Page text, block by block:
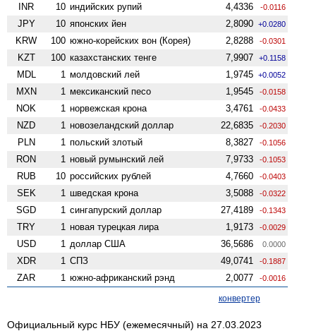
INR 10 индийских рупий 4,4336 -0.0116
JPY 10 японских йен 2,8090 +0.0280
KRW 100 южно-корейских вон (Корея) 2,8288 -0.0301
KZT 100 казахстанских тенге 7,9907 +0.1158
MDL 1 молдовский лей 1,9745 +0.0052
MXN 1 мексиканский песо 1,9545 -0.0158
NOK 1 норвежская крона 3,4761 -0.0433
NZD 1 ново­зеландский доллар 22,6835 -0.2030
PLN 1 польский злотый 8,3827 -0.1056
RON 1 новый румынский лей 7,9733 -0.1053
RUB 10 российских рублей 4,7660 -0.0403
SEK 1 шведская крона 3,5088 -0.0322
SGD 1 сингапурский доллар 27,4189 -0.1343
TRY 1 новая турецкая лира 1,9173 -0.0029
USD 1 доллар США 36,5686 0.0000
XDR 1 СПЗ 49,0741 -0.1887
ZAR 1 южно-африканский рэнд 2,0077 -0.0016
конвертер
Официальный курс НБУ (ежемесячный) на 27.03.2023